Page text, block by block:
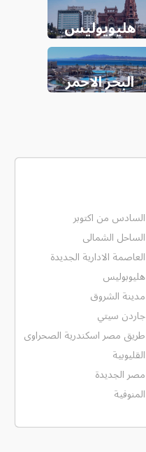
هليويوليس
البحر الاحمر
السادس من اكتوبر
الساحل الشمالى
العاصمة الادارية الجديدة
هليوبوليس
مدينة الشروق
جاردن سيتي
طريق مصر اسكندرية الصحراوى
القليوبية
مصر الجديدة
المنوفية